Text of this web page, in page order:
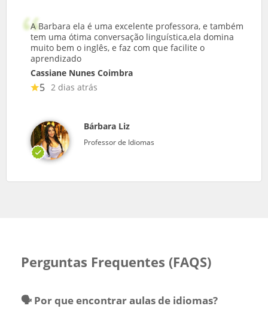
A Barbara ela é uma excelente professora, e também
tem uma ótima conversação linguística,ela domina
muito bem o inglês, e faz com que facilite o
aprendizado
Cassiane Nunes Coimbra
5 2 dias atrás
Bárbara Liz
Professor de Idiomas
Perguntas Frequentes (FAQS)
🗣️ Por que encontrar aulas de idiomas?